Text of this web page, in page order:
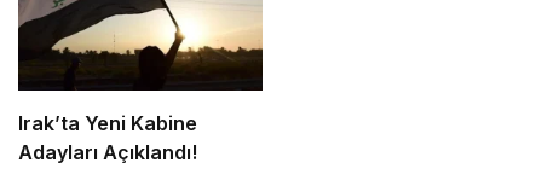
Irak’ta Yeni Kabine
Adayları Açıklandı!